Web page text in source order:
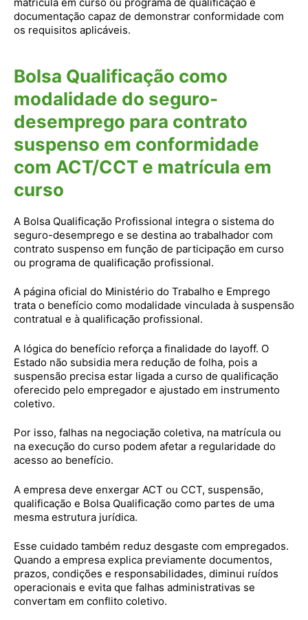
documentação capaz de demonstrar conformidade com
os requisitos aplicáveis.
Bolsa Qualificação como
modalidade do seguro-
desemprego para contrato
suspenso em conformidade
com ACT/CCT e matrícula em
curso
A Bolsa Qualificação Profissional integra o sistema do
seguro-desemprego e se destina ao trabalhador com
contrato suspenso em função de participação em curso
ou programa de qualificação profissional.
A página oficial do Ministério do Trabalho e Emprego
trata o benefício como modalidade vinculada à suspensão
contratual e à qualificação profissional.
A lógica do benefício reforça a finalidade do layoff. O
Estado não subsidia mera redução de folha, pois a
suspensão precisa estar ligada a curso de qualificação
oferecido pelo empregador e ajustado em instrumento
coletivo.
Por isso, falhas na negociação coletiva, na matrícula ou
na execução do curso podem afetar a regularidade do
acesso ao benefício.
A empresa deve enxergar ACT ou CCT, suspensão,
qualificação e Bolsa Qualificação como partes de uma
mesma estrutura jurídica.
Esse cuidado também reduz desgaste com empregados.
Quando a empresa explica previamente documentos,
prazos, condições e responsabilidades, diminui ruídos
operacionais e evita que falhas administrativas se
convertam em conflito coletivo.